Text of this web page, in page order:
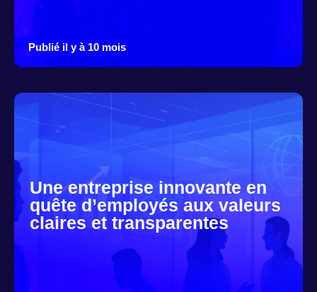
Publié il y à 10 mois
Une entreprise innovante en
quête d’employés aux valeurs
claires et transparentes